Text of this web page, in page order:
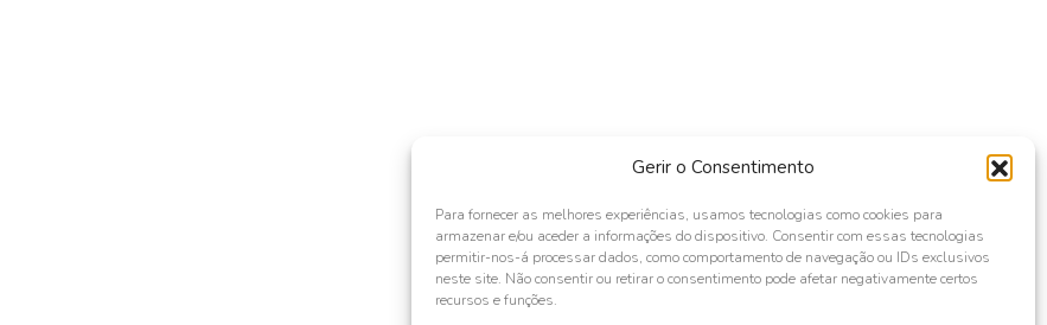
Gerir o Consentimento
Para fornecer as melhores experiências, usamos tecnologias como cookies para
armazenar e/ou aceder a informações do dispositivo. Consentir com essas tecnologias
permitir-nos-á processar dados, como comportamento de navegação ou IDs exclusivos
neste site. Não consentir ou retirar o consentimento pode afetar negativamente certos
recursos e funções.